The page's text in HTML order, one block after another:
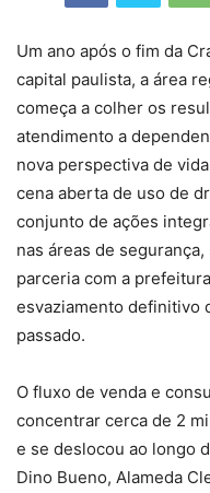
Um ano após o fim da
capital paulista, a área
começa a colher os
atendimento a
nova perspectiva de
cena aberta de uso de
conjunto de ações
nas áreas de
parceria com a
esvaziamento definitivo
passado.
O fluxo de venda e
concentrar cerca de 2
e se deslocou ao longo
Dino Bueno, Alameda